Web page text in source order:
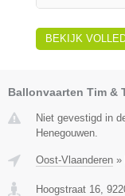
BEKIJK
Ballonvaarten Tim &
Niet gevestigd in
Henegouwen.
Oost-Vlaanderen »
Hoogstraat 16